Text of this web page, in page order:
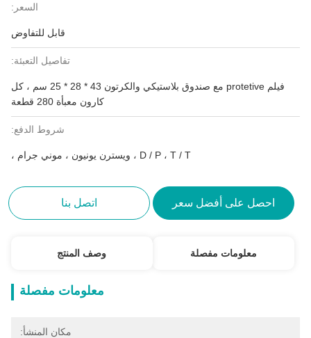
السعر:
قابل للتفاوض
تفاصيل التعبئة:
فيلم protetive مع صندوق بلاستيكي والكرتون 43 * 28 * 25 سم ، كل
كارون معبأة 280 قطعة
شروط الدفع:
D / P ، T / T ، ويسترن يونيون ، موني جرام ،
احصل على أفضل سعر اتصل بنا
معلومات مفصلة وصف المنتج
معلومات مفصلة
مكان المنشأ: